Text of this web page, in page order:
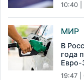
10:40 |
МИР
В
года
Евро-
19:47 |